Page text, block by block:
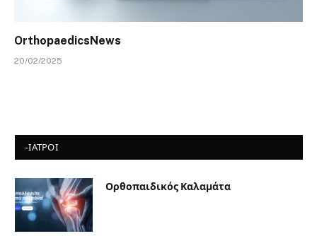
OrthopaedicsNews
20/02/2025
-ΙΑΤΡΟΙ
Ορθοπαιδικός Καλαμάτα